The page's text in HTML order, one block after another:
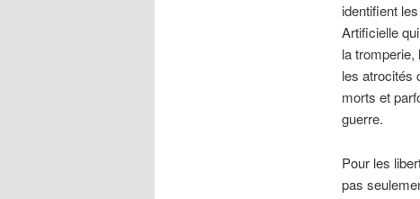
identifient
Artificielle
la
les atrocités
morts et
guerre.
Pour les
pas